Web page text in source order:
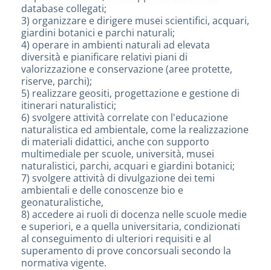
database collegati;
3) organizzare e dirigere musei scientifici, acquari,
giardini botanici e parchi naturali;
4) operare in ambienti naturali ad elevata
diversità e pianificare relativi piani di
valorizzazione e conservazione (aree protette,
riserve, parchi);
5) realizzare geositi, progettazione e gestione di
itinerari naturalistici;
6) svolgere attività correlate con l'educazione
naturalistica ed ambientale, come la realizzazione
di materiali didattici, anche con supporto
multimediale per scuole, università, musei
naturalistici, parchi, acquari e giardini botanici;
7) svolgere attività di divulgazione dei temi
ambientali e delle conoscenze bio e
geonaturalistiche,
8) accedere ai ruoli di docenza nelle scuole medie
e superiori, e a quella universitaria, condizionati
al conseguimento di ulteriori requisiti e al
superamento di prove concorsuali secondo la
normativa vigente.